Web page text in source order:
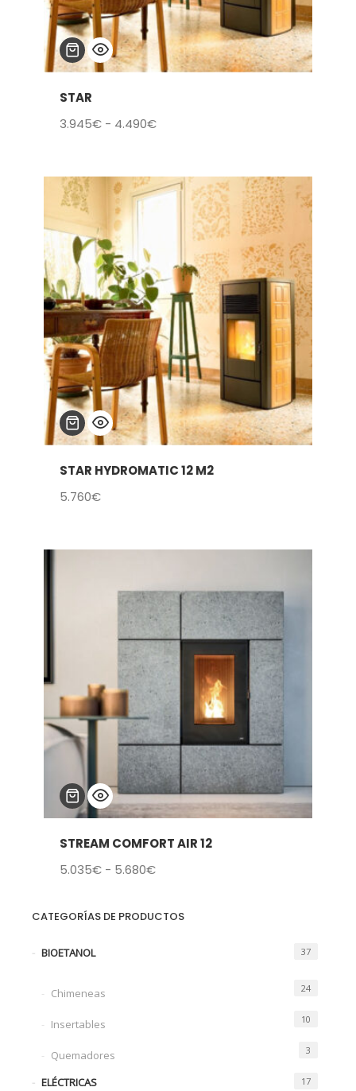
STAR
3.945€ - 4.490€Rango
desde
3.945€
4.490€
STAR HYDROMATIC 12 M2
5.760€
STREAM COMFORT AIR 12
5.035€ - 5.680€Rango
desde
CATEGORÍAS DE PRODUCTOS
BIOETANOL 37
Chimeneas 24
Insertables 10
Quemadores 3
ELÉCTRICAS 17